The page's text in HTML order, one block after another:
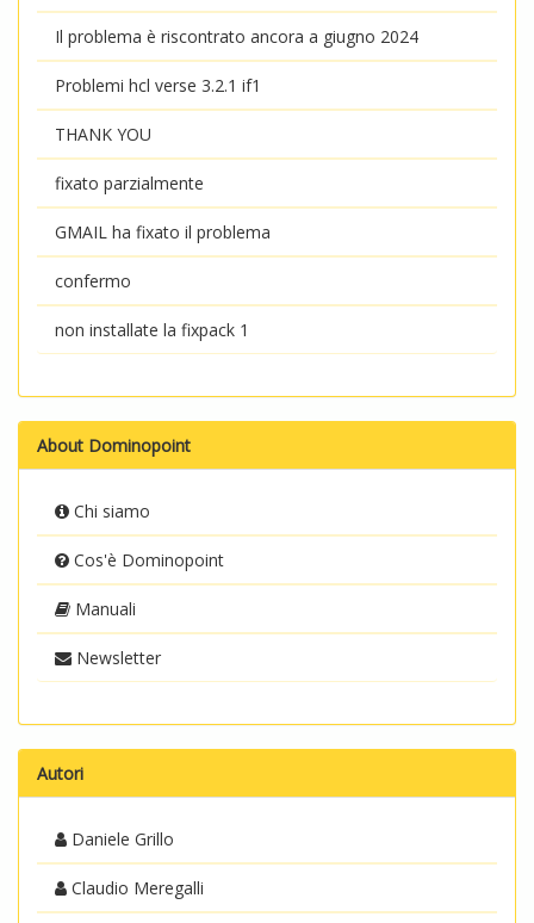
Il problema è riscontrato ancora a giugno 2024
Problemi hcl verse 3.2.1 if1
THANK YOU
fixato parzialmente
GMAIL ha fixato il problema
confermo
non installate la fixpack 1
About Dominopoint
Chi siamo
Cos'è Dominopoint
Manuali
Newsletter
Autori
Daniele Grillo
Claudio Meregalli